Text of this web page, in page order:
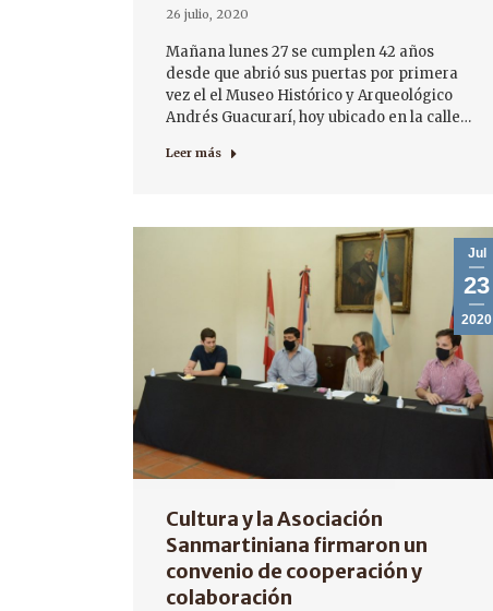
26 julio, 2020
Mañana lunes 27 se cumplen 42 años
desde que abrió sus puertas por primera
vez el el Museo Histórico y Arqueológico
Andrés Guacurarí, hoy ubicado en la calle…
Leer más
Jul
23
2020
Cultura y la Asociación
Sanmartiniana firmaron un
convenio de cooperación y
colaboración